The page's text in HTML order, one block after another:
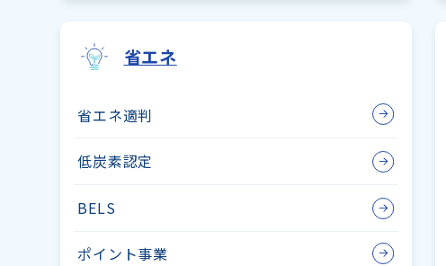
省エネ
省エネ適判
低炭素認定
BELS
ポイント事業